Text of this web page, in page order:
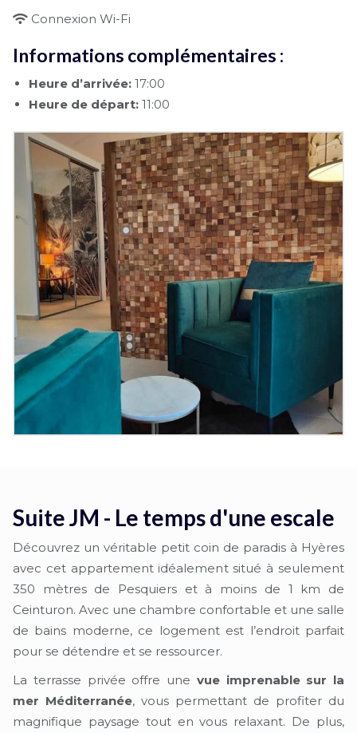
Connexion Wi-Fi
Informations complémentaires :
Heure d’arrivée: 17:00
Heure de départ: 11:00
Suite JM - Le temps d'une escale
Découvrez un véritable petit coin de paradis à Hyères
avec cet appartement idéalement situé à seulement
350 mètres de Pesquiers et à moins de 1 km de
Ceinturon. Avec une chambre confortable et une salle
de bains moderne, ce logement est l’endroit parfait
pour se détendre et se ressourcer.
La terrasse privée offre une vue imprenable sur la
mer Méditerranée, vous permettant de profiter du
magnifique paysage tout en vous relaxant. De plus,